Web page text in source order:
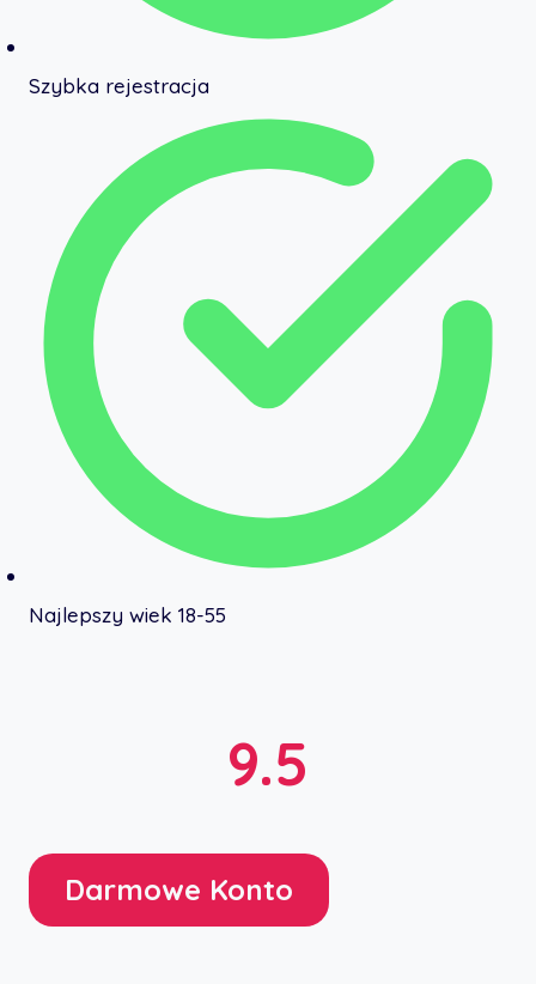
Szybka rejestracja
Najlepszy wiek 18-55
9.5
Darmowe Konto